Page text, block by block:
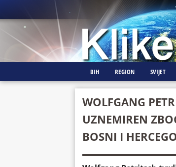
BIH REGION SVIJET
WOLFGANG
UZNEMIREN
BOSNI I